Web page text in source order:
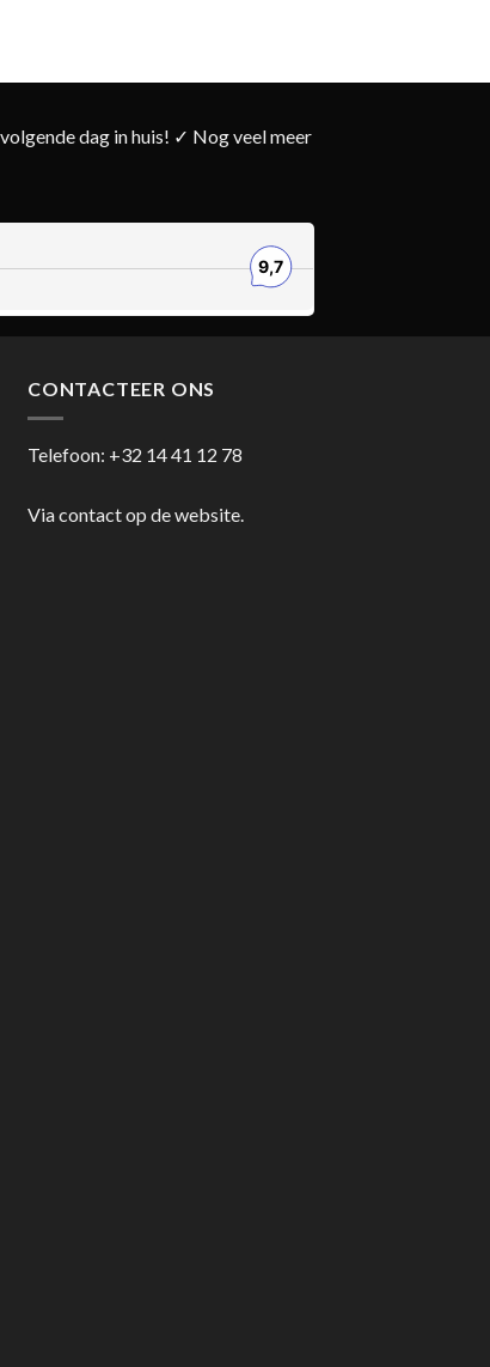
dag in huis! ✓ Nog veel meer
CONTACTEER ONS
Telefoon: +32 14 41 12 78
Via contact op de website.